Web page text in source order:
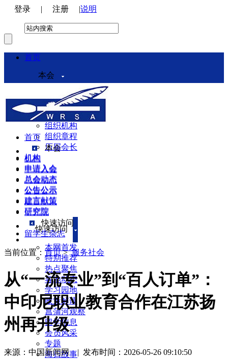
登录 | 注册 |说明
首页
本会
本会介绍
领导机构
理事会
组织机构
组织章程
历届会长
机构
申请入会
总会动态
公告公示
建言献策
研究院
快速访问
本网首发
特别推荐
热点聚焦
各地动态
学习园地
政策解读
菖蒲河观察
留学信息
会员风采
专题
海归故事
首页
本会
机构
申请入会
总会动态
公告公示
建言献策
研究院
快速访问
留学生杂志
当前位置： 首页>服务社会
从“一流专业”到“百人订单”：
中印尼职业教育合作在江苏扬
州再升级
来源：中国新闻网 | 发布时间：2026-05-26 09:10:50